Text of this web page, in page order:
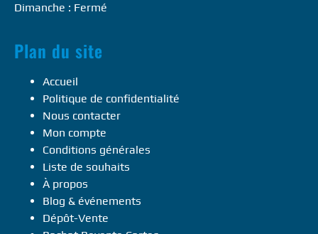
Dimanche : Fermé
Plan du site
Accueil
Politique de confidentialité
Nous contacter
Mon compte
Conditions générales
Liste de souhaits
À propos
Blog & événements
Dépôt-Vente